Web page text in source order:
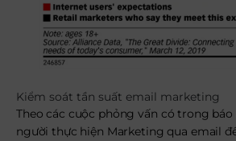
Kiểm soát tần suất email marketing
Theo các cuộc phỏng vấn có trong báo
người thực hiện Marketing qua email